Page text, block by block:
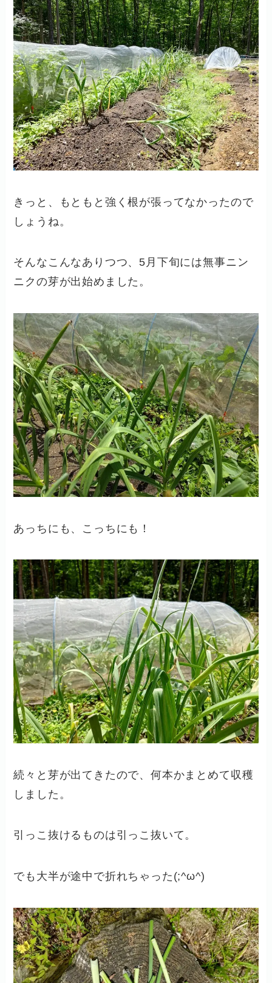
きっと、もともと強く根が張ってなかったので
しょうね。
そんなこんなありつつ、5月下旬には無事ニン
ニクの芽が出始めました。
あっちにも、こっちにも！
続々と芽が出てきたので、何本かまとめて収穫
しました。
引っこ抜けるものは引っこ抜いて。
でも大半が途中で折れちゃった(;^ω^)